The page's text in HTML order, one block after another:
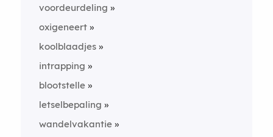
voordeurdeling
oxigeneert
koolblaadjes
intrapping
blootstelle
letselbepaling
wandelvakantie